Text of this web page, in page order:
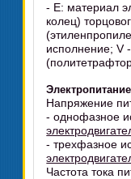
- Е: материал
колец)
исполнение; V
Напряжение
- однофазное
- трехфазное
Частота тока